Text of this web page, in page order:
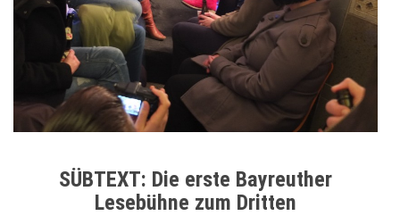
SÜBTEXT: Die erste Bayreuther
Lesebühne zum Dritten